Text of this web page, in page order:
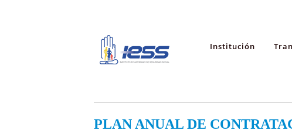
Institución
PLAN ANUAL DE